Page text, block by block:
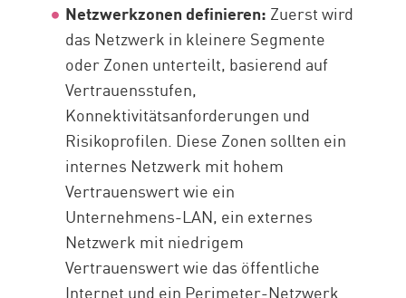
Netzwerkzonen definieren: Zuerst wird
das Netzwerk in kleinere Segmente
oder Zonen unterteilt, basierend auf
Vertrauensstufen,
Konnektivitätsanforderungen und
Risikoprofilen. Diese Zonen sollten ein
internes Netzwerk mit hohem
Vertrauenswert wie ein
Unternehmens-LAN, ein externes
Netzwerk mit niedrigem
Vertrauenswert wie das öffentliche
Internet und ein Perimeter-Netzwerk